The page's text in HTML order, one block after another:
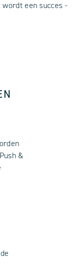
een succes -
&